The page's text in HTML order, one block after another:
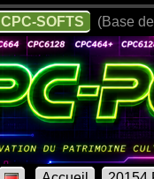
CPC-SOFTS (Base